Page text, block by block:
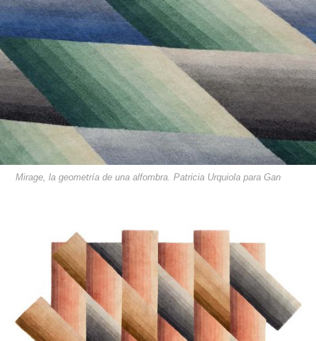
Mirage, la geometría de una alfombra. Patricia Urquiola para Gan